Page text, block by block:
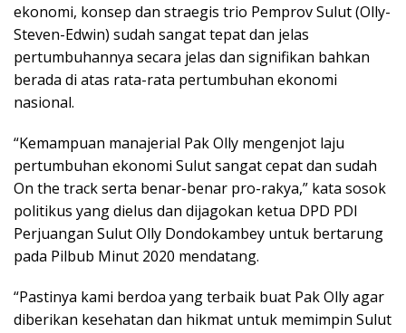
ekonomi, konsep dan straegis trio Pemprov Sulut (Olly-
Steven-Edwin) sudah sangat tepat dan jelas
pertumbuhannya secara jelas dan signifikan bahkan
berada di atas rata-rata pertumbuhan ekonomi
nasional.
“Kemampuan manajerial Pak Olly mengenjot laju
pertumbuhan ekonomi Sulut sangat cepat dan sudah
On the track serta benar-benar pro-rakya,” kata sosok
politikus yang dielus dan dijagokan ketua DPD PDI
Perjuangan Sulut Olly Dondokambey untuk bertarung
pada Pilbub Minut 2020 mendatang.
“Pastinya kami berdoa yang terbaik buat Pak Olly agar
diberikan kesehatan dan hikmat untuk memimpin Sulut